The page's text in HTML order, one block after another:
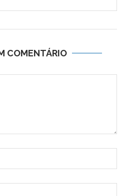
COMENTÁRIO